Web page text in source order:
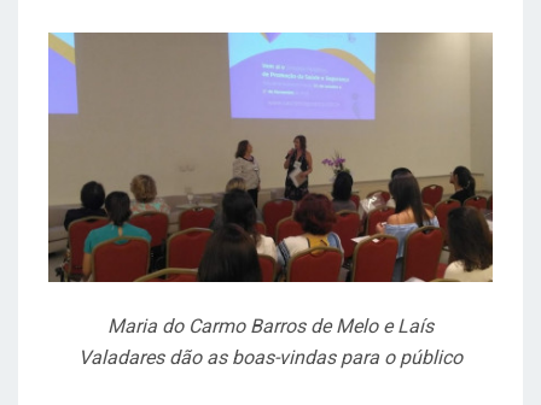
Maria do Carmo Barros de Melo e Laís
Valadares dão as boas-vindas para o público